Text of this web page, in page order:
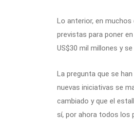
Lo anterior, en
previstas para poner
US$30 mil millones y
La pregunta que se
nuevas iniciativas se
cambiado y que el
sí, por ahora todos los